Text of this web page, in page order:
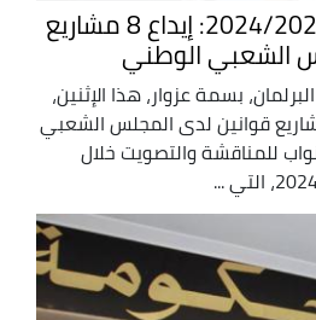
الدورة البرلمانية 2024/2023: إيداع 8 مشاريع
الشعبي الوطني
بسمة عزوار، هذا الإثنين،
ثمانية (8) مشاريع قوانين لدى المجلس الشعبي
للمناقشة والتصويت خلال